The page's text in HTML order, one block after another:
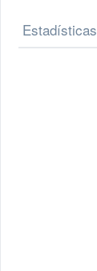
Estadísticas